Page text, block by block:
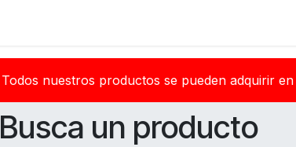
Todos nuestros productos se pueden adquirir en
Busca un producto